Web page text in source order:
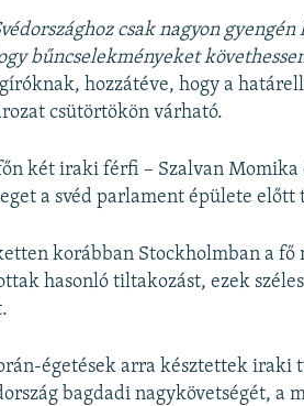
csak nagyon
bűncselekményeket
hozzátéve, hogy a
csütörtökön várható.
két iraki férfi – Szalvan Momika
a svéd parlament épülete
korábban Stockholmban a fő
hasonló tiltakozást, ezek
égetések arra késztettek iraki
bagdadi nagykövetségét,